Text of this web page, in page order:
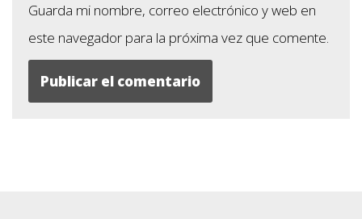
Guarda mi nombre, correo electrónico y web en
este navegador para la próxima vez que comente.